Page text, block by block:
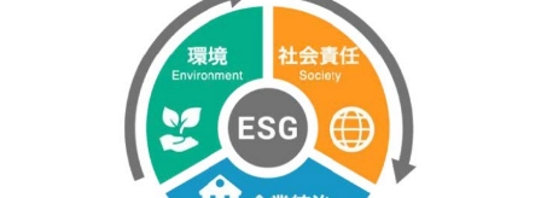
お問い合わせ 購入検討リスト